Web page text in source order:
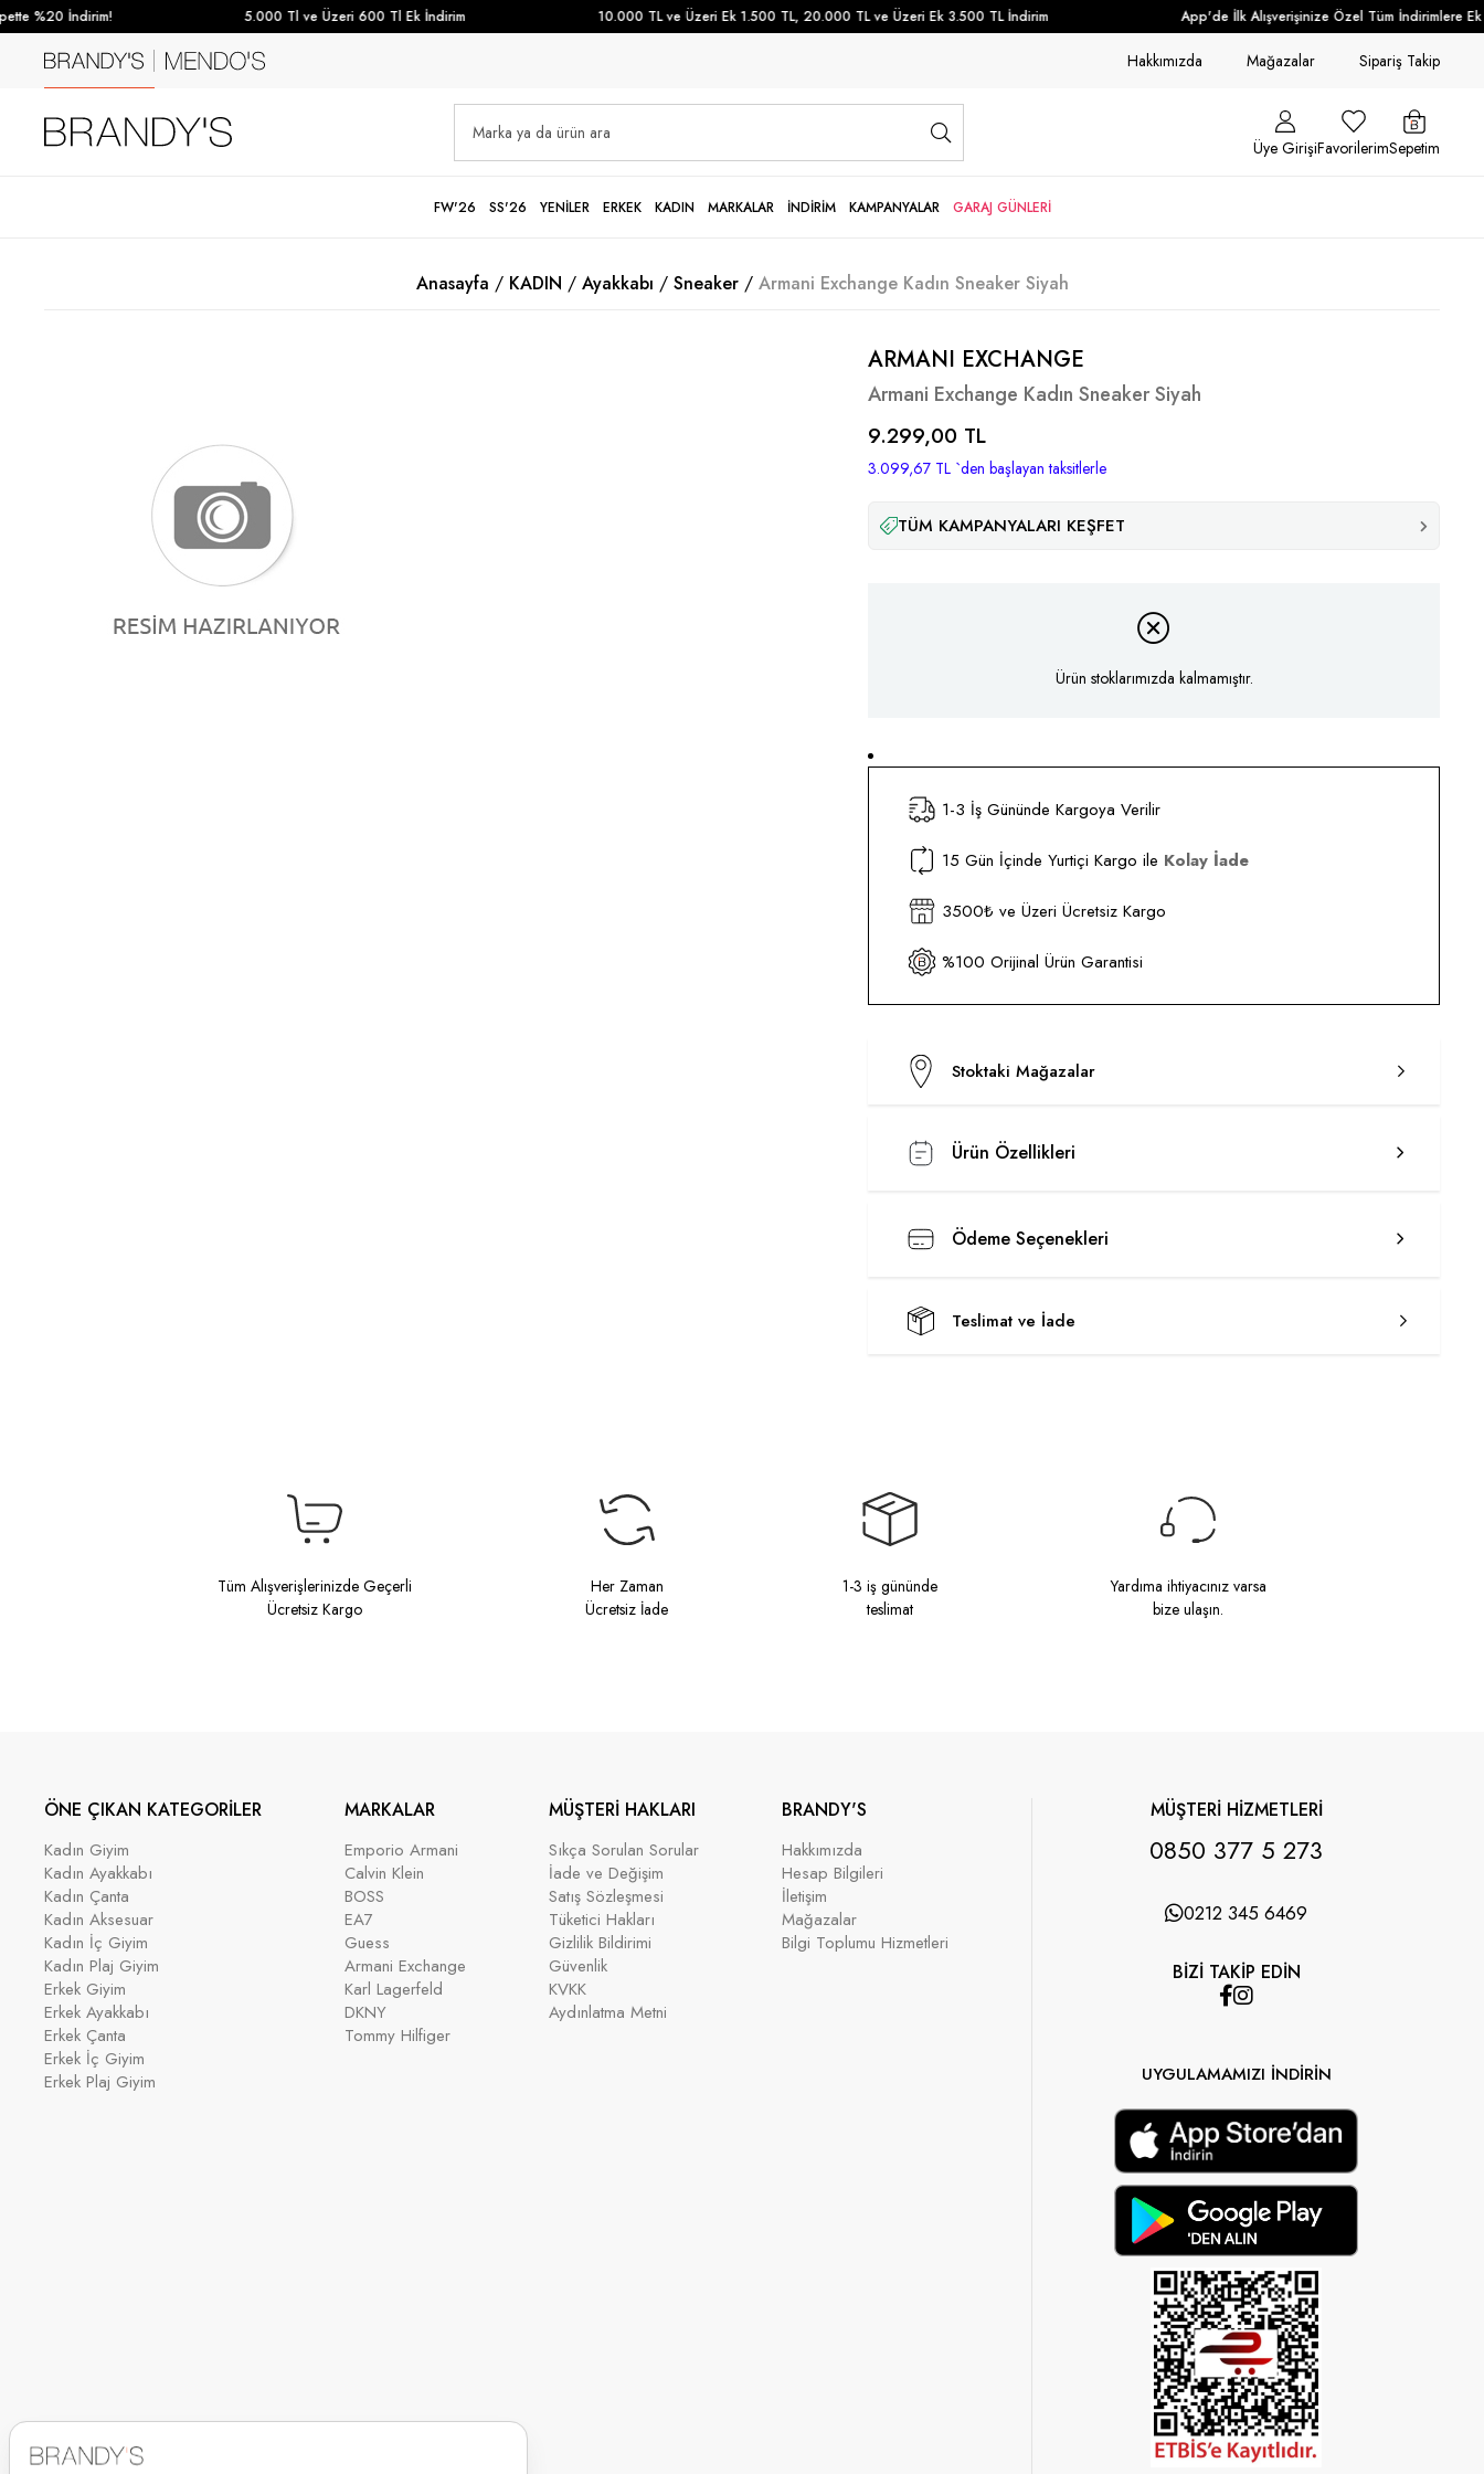
%20 İndirim! 5.000 Tl ve Üzeri 600 Tl Ek İndirim 10.000 TL ve Üzeri Ek 1.500 TL, 20.000 TL ve Üzeri Ek 3.500 TL İndirim App'de İlk Alışverişinize Özel Tüm İndirimlere Ek
Hakkımızda Mağazalar Sipariş Takip
Üye GirişiFavorilerimSepetim
FW'26 SS'26 YENİLER ERKEK KADIN MARKALAR İNDİRİM KAMPANYALAR GARAJ GÜNLERİ
Anasayfa KADIN Ayakkabı Sneaker Armani Exchange Kadın Sneaker Siyah
ARMANI EXCHANGE
Armani Exchange Kadın Sneaker Siyah
9.299,00 TL
3.099,67 TL `den başlayan taksitlerle
TÜM KAMPANYALARI KEŞFET
Ürün stoklarımızda kalmamıştır.
1-3 İş Gününde Kargoya Verilir
15 Gün İçinde Yurtiçi Kargo ile Kolay İade
3500₺ ve Üzeri Ücretsiz Kargo
%100 Orijinal Ürün Garantisi
Stoktaki Mağazalar
Ürün Özellikleri
Ödeme Seçenekleri
Teslimat ve İade
Tüm Alışverişlerinizde Geçerli
Ücretsiz Kargo
Her Zaman
Ücretsiz İade
1-3 iş gününde
teslimat
Yardıma ihtiyacınız varsa
bize ulaşın.
ÖNE ÇIKAN KATEGORİLER
Kadın Giyim
Kadın Ayakkabı
Kadın Çanta
Kadın Aksesuar
Kadın İç Giyim
Kadın Plaj Giyim
Erkek Giyim
Erkek Ayakkabı
Erkek Çanta
Erkek İç Giyim
Erkek Plaj Giyim
MARKALAR
Emporio Armani
Calvin Klein
BOSS
EA7
Guess
Armani Exchange
Karl Lagerfeld
DKNY
Tommy Hilfiger
MÜŞTERİ HAKLARI
Sıkça Sorulan Sorular
İade ve Değişim
Satış Sözleşmesi
Tüketici Hakları
Gizlilik Bildirimi
Güvenlik
KVKK
Aydınlatma Metni
BRANDY'S
Hakkımızda
Hesap Bilgileri
İletişim
Mağazalar
Bilgi Toplumu Hizmetleri
MÜŞTERİ HİZMETLERİ
0850 377 5 273
0212 345 6469
BİZİ TAKİP EDİN
UYGULAMAMIZI İNDİRİN